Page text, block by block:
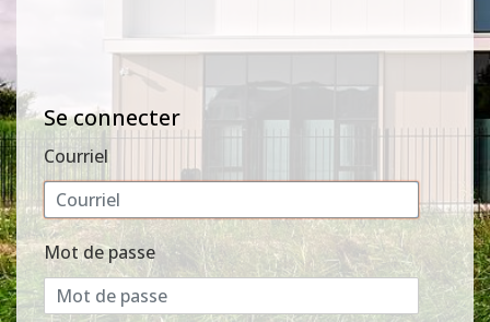
Se connecter
Courriel
Mot de passe